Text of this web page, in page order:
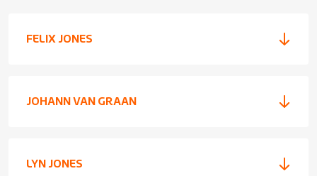
FELIX JONES
JOHANN VAN GRAAN
LYN JONES